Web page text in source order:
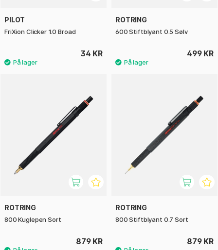
PILOT
FriXion Clicker 1.0 Broad
34 KR
ROTRING
600 Stiftblyant 0.5 Sølv
499 KR
ROTRING
800 Kuglepen Sort
879 KR
ROTRING
800 Stiftblyant 0.7 Sort
879 KR